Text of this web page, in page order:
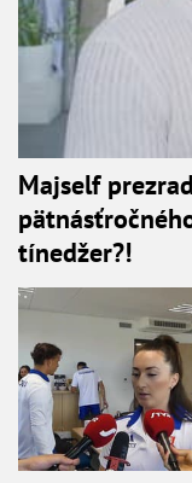
Majself
tínedžer?!